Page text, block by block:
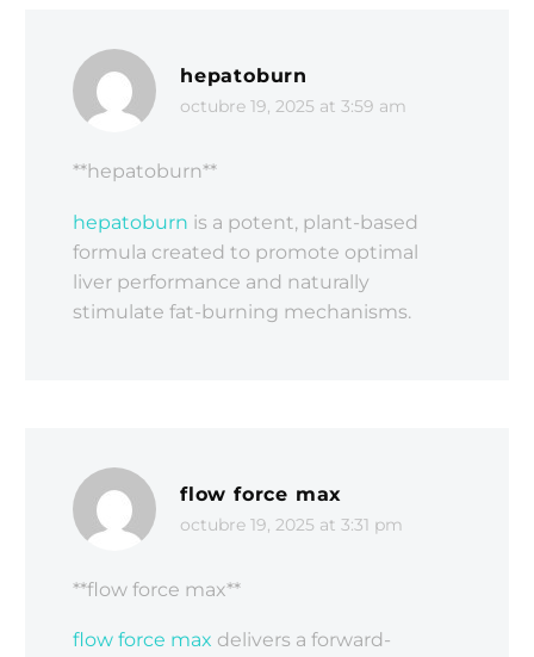
hepatoburn
octubre 19, 2025 at 3:59 am
**hepatoburn**
hepatoburn is a potent, plant-based
formula created to promote optimal
liver performance and naturally
stimulate fat-burning mechanisms.
flow force max
octubre 19, 2025 at 3:31 pm
**flow force max**
flow force max delivers a forward-